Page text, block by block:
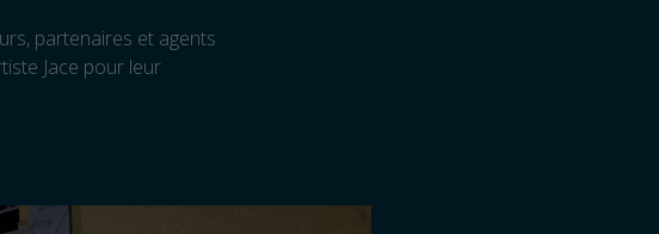
partenaires et agents
Jace pour leur